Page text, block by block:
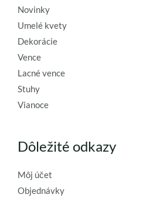
Novinky
Umelé kvety
Dekorácie
Vence
Lacné vence
Stuhy
Vianoce
Dôležité odkazy
Môj účet
Objednávky